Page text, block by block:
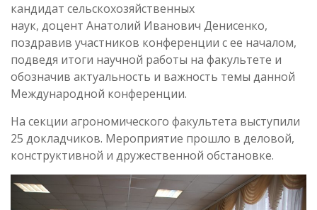
кандидат сельскохозяйственных
наук, доцент Анатолий Иванович Денисенко,
поздравив участников конференции с ее началом,
подведя итоги научной работы на факультете и
обозначив актуальность и важность темы данной
Международной конференции.
На секции агрономического факультета выступили
25 докладчиков. Мероприятие прошло в деловой,
конструктивной и дружественной обстановке.